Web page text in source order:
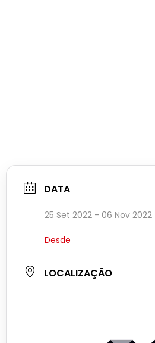
DATA
25 Set 2022 - 06 Nov 2022
Desde
LOCALIZAÇÃO